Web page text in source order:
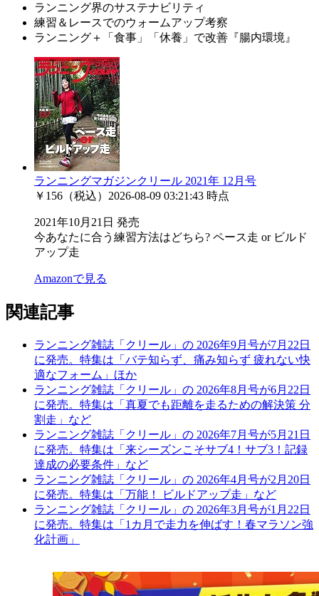
ランニング界のサステナビリティ
練習＆レースでのウォームアップ考察
ランニング＋「食事」「休養」で改善『腸内環境』
ランニングマガジンクリール 2021年 12月号
￥156（税込） 2026-08-09 03:21:43 時点
2021年10月21日 発売
今あなたに合う練習方法はどちら? ペース走 or ビルド
アップ走
Amazonで見る
関連記事
ランニング雑誌「クリール」の 2026年9月号が7月22日
に発売。特集は「バテ知らず、痛み知らず 疲れない快
適なフォーム」ほか
ランニング雑誌「クリール」の 2026年8月号が6月22日
に発売。特集は「真夏でも距離を走るための解決策 分
割走」など
ランニング雑誌「クリール」の 2026年7月号が5月21日
に発売。特集は「来シーズンこそサブ4！サブ3！記録
達成の必要条件」など
ランニング雑誌「クリール」の 2026年4月号が2月20日
に発売。特集は「万能！ ビルドアップ走」など
ランニング雑誌「クリール」の 2026年3月号が1月22日
に発売。特集は「1カ月で走力を伸ばす！春マラソン強
化計画」